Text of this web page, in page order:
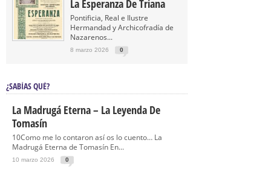
La Esperanza De Triana
Pontificia, Real e Ilustre
Hermandad y Archicofradía de
Nazarenos...
8 marzo 2026 0
¿SABÍAS QUÉ?
La Madrugá Eterna – La Leyenda De
Tomasín
10Como me lo contaron así os lo cuento… La
Madrugá Eterna de Tomasín En...
10 marzo 2026 0